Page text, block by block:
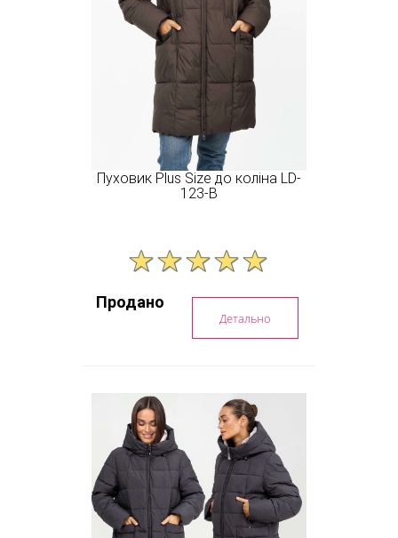
Пуховик Plus Size до коліна LD-
123-B
Продано
Детально